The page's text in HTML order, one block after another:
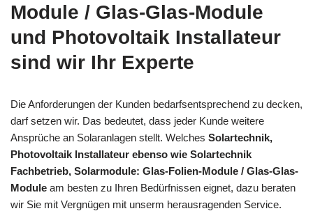
Module / Glas-Glas-Module
und Photovoltaik Installateur
sind wir Ihr Experte
Die Anforderungen der Kunden bedarfsentsprechend zu decken,
darf setzen wir. Das bedeutet, dass jeder Kunde weitere
Ansprüche an Solaranlagen stellt. Welches Solartechnik,
Photovoltaik Installateur ebenso wie Solartechnik
Fachbetrieb, Solarmodule: Glas-Folien-Module / Glas-Glas-
Module am besten zu Ihren Bedürfnissen eignet, dazu beraten
wir Sie mit Vergnügen mit unserm herausragenden Service.